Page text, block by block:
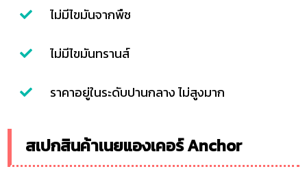
ไม่มีไขมันจากพืช
ไม่มีไขมันทรานส์
ราคาอยู่ในระดับปานกลาง ไม่สูงมาก
สเปกสินค้าเนยแองเคอร์ Anchor